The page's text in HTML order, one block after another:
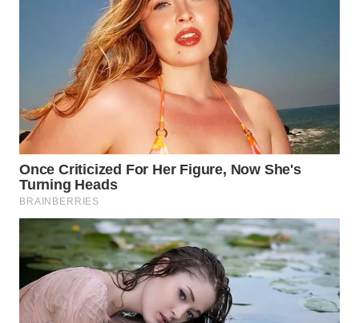
WN
DANAU
TOBA
WN
WN
LANGKAT
WN